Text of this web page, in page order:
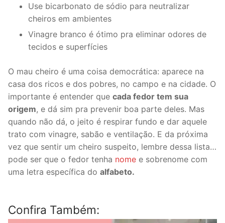
Use bicarbonato de sódio para neutralizar
cheiros em ambientes
Vinagre branco é ótimo pra eliminar odores de
tecidos e superfícies
O mau cheiro é uma coisa democrática: aparece na
casa dos ricos e dos pobres, no campo e na cidade. O
importante é entender que cada fedor tem sua
origem, e dá sim pra prevenir boa parte deles. Mas
quando não dá, o jeito é respirar fundo e dar aquele
trato com vinagre, sabão e ventilação. E da próxima
vez que sentir um cheiro suspeito, lembre dessa lista…
pode ser que o fedor tenha nome e sobrenome com
uma letra específica do alfabeto.
Confira Também: